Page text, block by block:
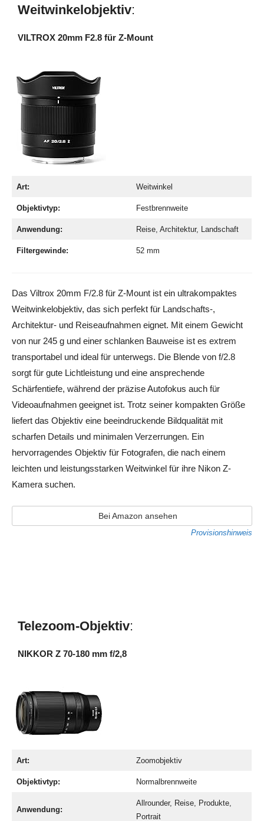
Weitwinkelobjektiv:
VILTROX 20mm F2.8 für Z-Mount
Art: Weitwinkel
Objektivtyp: Festbrennweite
Anwendung: Reise, Architektur, Landschaft
Filtergewinde: 52 mm
Das Viltrox 20mm F/2.8 für Z-Mount ist ein ultrakompaktes
Weitwinkelobjektiv, das sich perfekt für Landschafts-,
Architektur- und Reiseaufnahmen eignet. Mit einem Gewicht
von nur 245 g und einer schlanken Bauweise ist es extrem
transportabel und ideal für unterwegs. Die Blende von f/2.8
sorgt für gute Lichtleistung und eine ansprechende
Schärfentiefe, während der präzise Autofokus auch für
Videoaufnahmen geeignet ist. Trotz seiner kompakten Größe
liefert das Objektiv eine beeindruckende Bildqualität mit
scharfen Details und minimalen Verzerrungen. Ein
hervorragendes Objektiv für Fotografen, die nach einem
leichten und leistungsstarken Weitwinkel für ihre Nikon Z-
Kamera suchen.
Bei Amazon ansehen
Provisionshinweis
Telezoom-Objektiv:
NIKKOR Z 70-180 mm f/2,8
Art: Zoomobjektiv
Objektivtyp: Normalbrennweite
Anwendung:
Allrounder, Reise, Produkte,
Portrait